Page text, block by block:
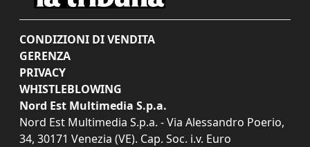
CONDIZIONI DI VENDITA
GERENZA
PRIVACY
WHISTLEBLOWING
Nord Est Multimedia S.p.a.
Nord Est Multimedia S.p.a. - Via Alessandro Poerio,
34, 30171 Venezia (VE). Cap. Soc. i.v. Euro